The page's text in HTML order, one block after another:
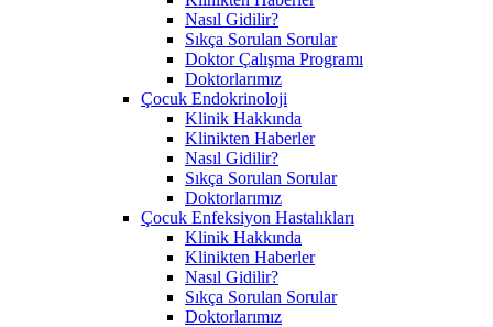
Nasıl Gidilir?
Sıkça Sorulan Sorular
Doktor Çalışma Programı
Doktorlarımız
Çocuk Endokrinoloji
Klinik Hakkında
Klinikten Haberler
Nasıl Gidilir?
Sıkça Sorulan Sorular
Doktorlarımız
Çocuk Enfeksiyon Hastalıkları
Klinik Hakkında
Klinikten Haberler
Nasıl Gidilir?
Sıkça Sorulan Sorular
Doktorlarımız